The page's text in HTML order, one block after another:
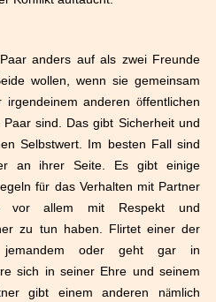
anders auf als zwei Freunde
wollen, wenn sie gemeinsam
anderen öffentlichen
sind. Das gibt Sicherheit und
Selbstwert. Im besten Fall sind
an ihrer Seite. Es gibt einige
für das Verhalten mit Partner
vor allem mit Respekt und
zu tun haben. Flirtet einer der
jemandem oder geht gar in
sich in seiner Ehre und seinem
gibt einem anderen nämlich